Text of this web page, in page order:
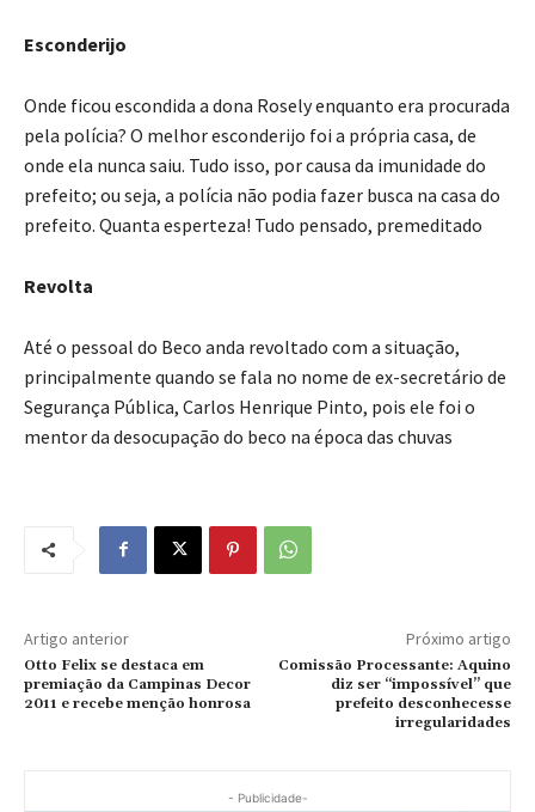
Esconderijo
Onde ficou escondida a dona Rosely enquanto era procurada
pela polícia? O melhor esconderijo foi a própria casa, de
onde ela nunca saiu. Tudo isso, por causa da imunidade do
prefeito; ou seja, a polícia não podia fazer busca na casa do
prefeito. Quanta esperteza! Tudo pensado, premeditado
Revolta
Até o pessoal do Beco anda revoltado com a situação,
principalmente quando se fala no nome de ex-secretário de
Segurança Pública, Carlos Henrique Pinto, pois ele foi o
mentor da desocupação do beco na época das chuvas
Artigo anterior
Otto Felix se destaca em
premiação da Campinas Decor
2011 e recebe menção honrosa
Próximo artigo
Comissão Processante: Aquino
diz ser “impossível” que
prefeito desconhecesse
irregularidades
- Publicidade-